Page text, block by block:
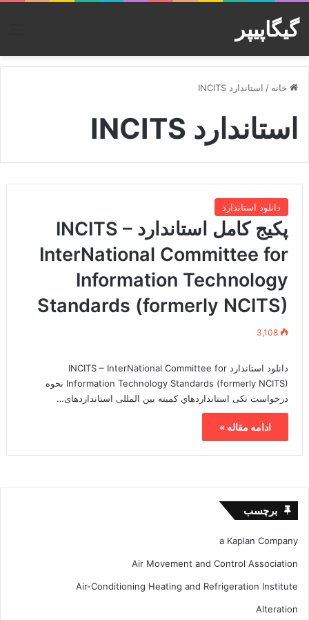
گیگاپیپر
خانه / استاندارد INCITS
استاندارد INCITS
دانلود استاندارد
پکیج کامل استاندارد INCITS –
InterNational Committee for
Information Technology
Standards (formerly NCITS)
3,108
دانلود استاندارد INCITS – InterNational Committee for
Information Technology Standards (formerly NCITS) نحوه
درخواست تکی استانداردهاي کمیته بین المللی استانداردهای…
ادامه مقاله »
برچسب
a Kaplan Company
Air Movement and Control Association
Air-Conditioning Heating and Refrigeration Institute
Alteration